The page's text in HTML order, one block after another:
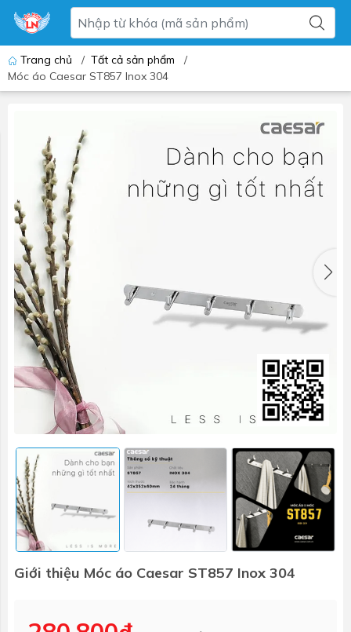
Trang chủ / Tất cả sản phẩm
/
Móc áo Caesar ST857 Inox 304
Giới thiệu Móc áo Caesar ST857 Inox 304